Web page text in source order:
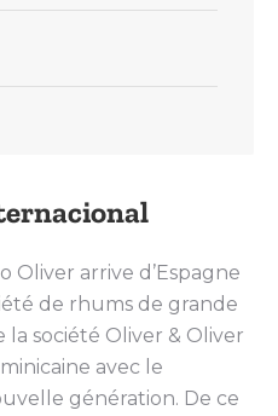
Oliver arrive d’Espagne
de rhums de grande
la société Oliver & Oliver
avec le
génération. De ce